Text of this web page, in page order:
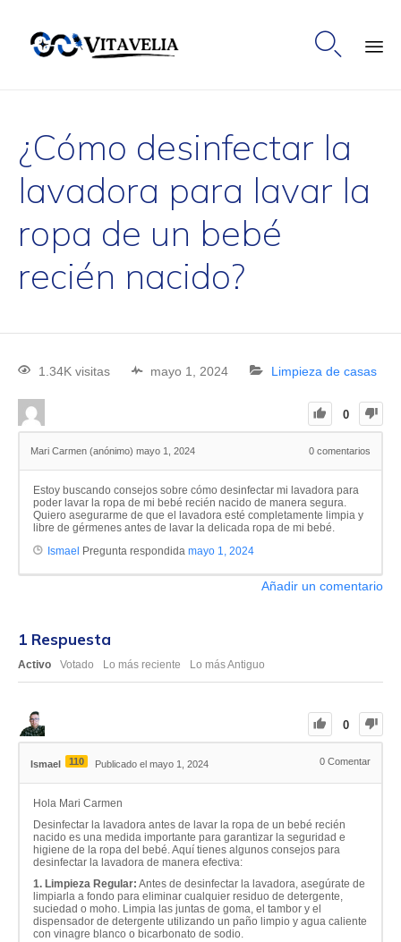

¿Cómo desinfectar la
lavadora para lavar la
ropa de un bebé
recién nacido?
1.34K visitas mayo 1, 2024 Limpieza de casas
0
Mari Carmen (anónimo) mayo 1, 2024 0 comentarios
Estoy buscando consejos sobre cómo desinfectar mi lavadora para
poder lavar la ropa de mi bebé recién nacido de manera segura.
Quiero asegurarme de que el lavadora esté completamente limpia y
libre de gérmenes antes de lavar la delicada ropa de mi bebé.
Ismael
Pregunta respondida mayo 1, 2024
Añadir un comentario
1 Respuesta
Activo Votado Lo más reciente Lo más Antiguo
0
Ismael 110 Publicado el mayo 1, 2024 0 Comentar
Hola Mari Carmen
Desinfectar la lavadora antes de lavar la ropa de un bebé recién
nacido es una medida importante para garantizar la seguridad e
higiene de la ropa del bebé. Aquí tienes algunos consejos para
desinfectar la lavadora de manera efectiva:
1. Limpieza Regular: Antes de desinfectar la lavadora, asegúrate de
limpiarla a fondo para eliminar cualquier residuo de detergente,
suciedad o moho. Limpia las juntas de goma, el tambor y el
dispensador de detergente utilizando un paño limpio y agua caliente
con vinagre blanco o bicarbonato de sodio.